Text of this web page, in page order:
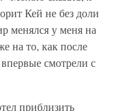
Кей не без доли
менялся у меня на
на то, как после
смотрели с
приблизить